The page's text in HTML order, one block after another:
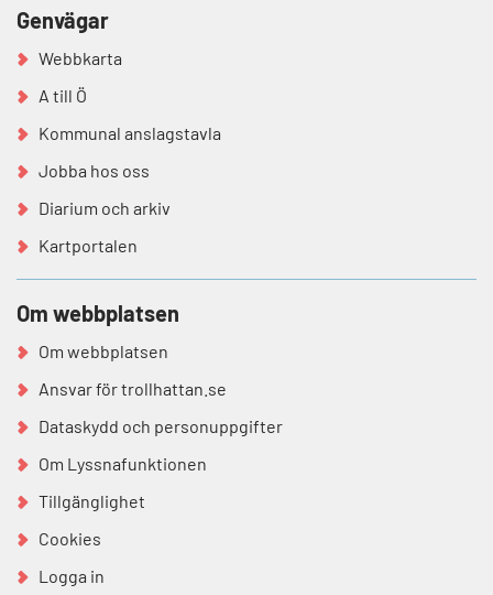
Genvägar
Webbkarta
A till Ö
Kommunal anslagstavla
Jobba hos oss
Diarium och arkiv
Kartportalen
Om webbplatsen
Om webbplatsen
Ansvar för trollhattan.se
Dataskydd och personuppgifter
Om Lyssnafunktionen
Tillgänglighet
Cookies
Logga in